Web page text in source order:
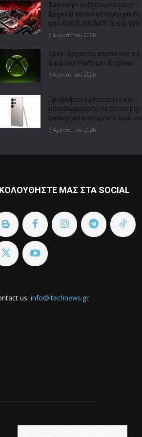
Τσουνάμι αυξήσεων τιμών:
Έρχεται «σοκ» στις μητρικές
από ASUS, GIGABYTE και MSI
6 Αυγούστου 2026
Xbox: Έρχονται επιτέλους τα
δικά του ‘Platinum Trophies’
6 Αυγούστου 2026
Προβλήματα μπαταρίας και
υπερθέρμανσης σε Samsung
Galaxy μετά το update Ιουλίου
6 Αυγούστου 2026
ΜΑΣ ΣΤΑ SOCIAL
us: info@itechnews.gr